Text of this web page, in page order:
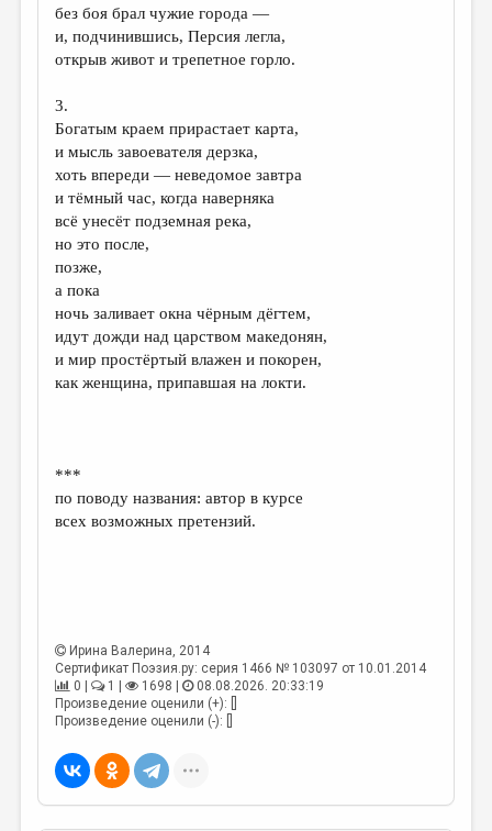
КУЛЬТУРОВЕДЕНИЕ
ПУБЛИЦИСТИКА
РЕЦЕНЗИРОВАНИЕ
ЦИКЛЫ ПУБЛИКАЦИЙ
ТРЕДИАКОВСКИЙ
МЕДИА
ВКОНТАКТЕ
без боя брал чужие города —
и, подчинившись, Персия легла,
открыв живот и трепетное горло.
3.
Богатым краем прирастает карта,
и мысль завоевателя дерзка,
хоть впереди — неведомое завтра
и тёмный час, когда наверняка
всё унесёт подземная река,
но это после,
позже,
а пока
ночь заливает окна чёрным дёгтем,
идут дожди над царством македонян,
и мир простёртый влажен и покорен,
как женщина, припавшая на локти.
***
по поводу названия: автор в курсе
всех возможных претензий.
Ирина Валерина, 2014
Сертификат Поэзия.ру: серия 1466 № 103097 от 10.01.2014
0 |
1 | 1698 |
08.08.2026. 20:33:19
Произведение оценили (+): []
Произведение оценили (-): []